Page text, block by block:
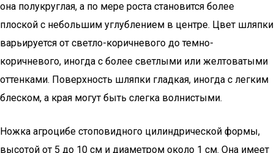
она полукруглая, а по мере роста становится более
плоской с небольшим углублением в центре. Цвет шляпки
варьируется от светло-коричневого до темно-
коричневого, иногда с более светлыми или желтоватыми
оттенками. Поверхность шляпки гладкая, иногда с легким
блеском, а края могут быть слегка волнистыми.
Ножка агроцибе стоповидного цилиндрической формы,
высотой от 5 до 10 см и диаметром около 1 см. Она имеет